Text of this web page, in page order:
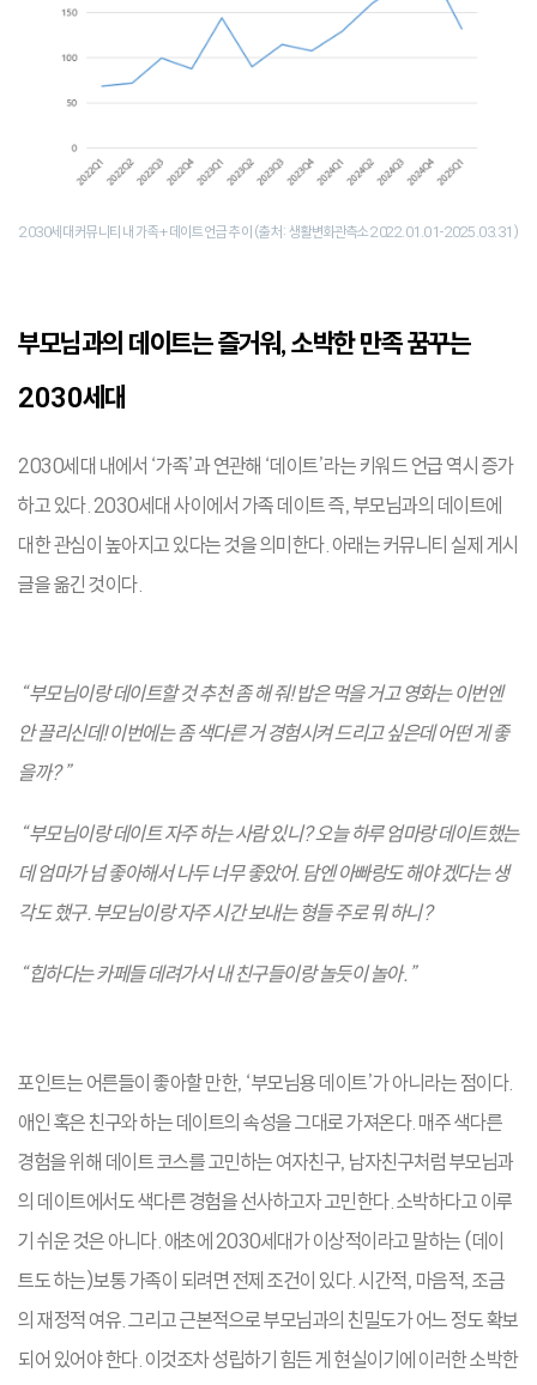
2030세대 커뮤니티 내 가족+데이트 언급 추이 (출처: 생활변화관측소 2022.01.01-2025.03.31)
부모님과의 데이트는 즐거워, 소박한 만족 꿈꾸는
2030세대
2030세대 내에서 ‘가족’과 연관해 ‘데이트’라는 키워드 언급 역시 증가
하고 있다. 2030세대 사이에서 가족 데이트 즉, 부모님과의 데이트에
대한 관심이 높아지고 있다는 것을 의미한다. 아래는 커뮤니티 실제 게시
글을 옮긴 것이다.
“부모님이랑 데이트할 것 추천 좀 해 줘! 밥은 먹을 거고 영화는 이번엔
안 끌리신데! 이번에는 좀 색다른 거 경험시켜 드리고 싶은데 어떤 게 좋
을까?”
“부모님이랑 데이트 자주 하는 사람 있니? 오늘 하루 엄마랑 데이트했는
데 엄마가 넘 좋아해서 나두 너무 좋았어. 담엔 아빠랑도 해야 겠다는 생
각도 했구. 부모님이랑 자주 시간 보내는 형들 주로 뭐 하니?
“힙하다는 카페들 데려가서 내 친구들이랑 놀듯이 놀아.”
포인트는 어른들이 좋아할 만한, ‘부모님용 데이트’가 아니라는 점이다.
애인 혹은 친구와 하는 데이트의 속성을 그대로 가져온다. 매주 색다른
경험을 위해 데이트 코스를 고민하는 여자친구, 남자친구처럼 부모님과
의 데이트에서도 색다른 경험을 선사하고자 고민한다. 소박하다고 이루
기 쉬운 것은 아니다. 애초에 2030세대가 이상적이라고 말하는 (데이
트도 하는)보통 가족이 되려면 전제 조건이 있다. 시간적, 마음적, 조금
의 재정적 여유. 그리고 근본적으로 부모님과의 친밀도가 어느 정도 확보
되어 있어야 한다. 이것조차 성립하기 힘든 게 현실이기에 이러한 소박한